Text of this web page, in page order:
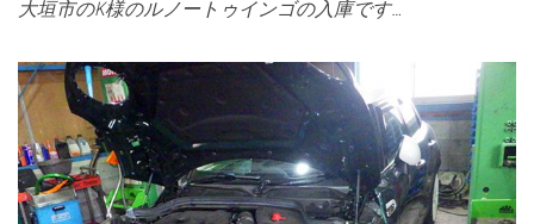
大垣市のK様のルノートゥインゴの入庫です…